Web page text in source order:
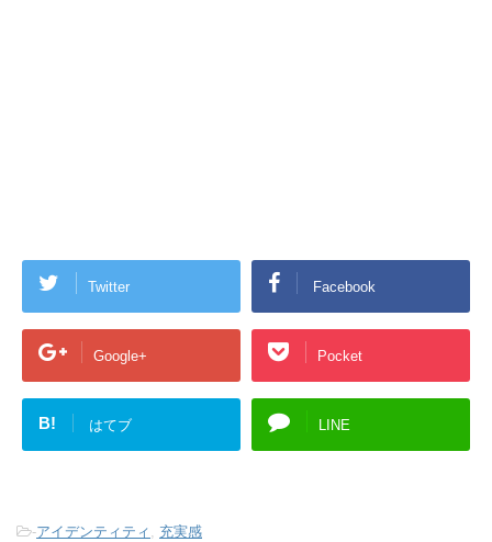
Twitter Facebook
Google+ Pocket
B! はてブ LINE
-アイデンティティ , 充実感